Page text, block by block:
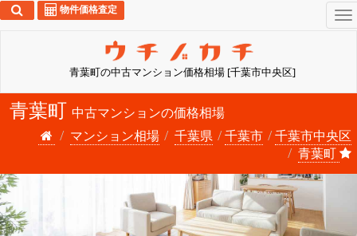
青葉町の中古マンション価格相場 [千葉市中央区]
物件価格査定
青葉町 中古マンションの価格相場
マンション相場
千葉県 千葉市
千葉市中央区
青葉町